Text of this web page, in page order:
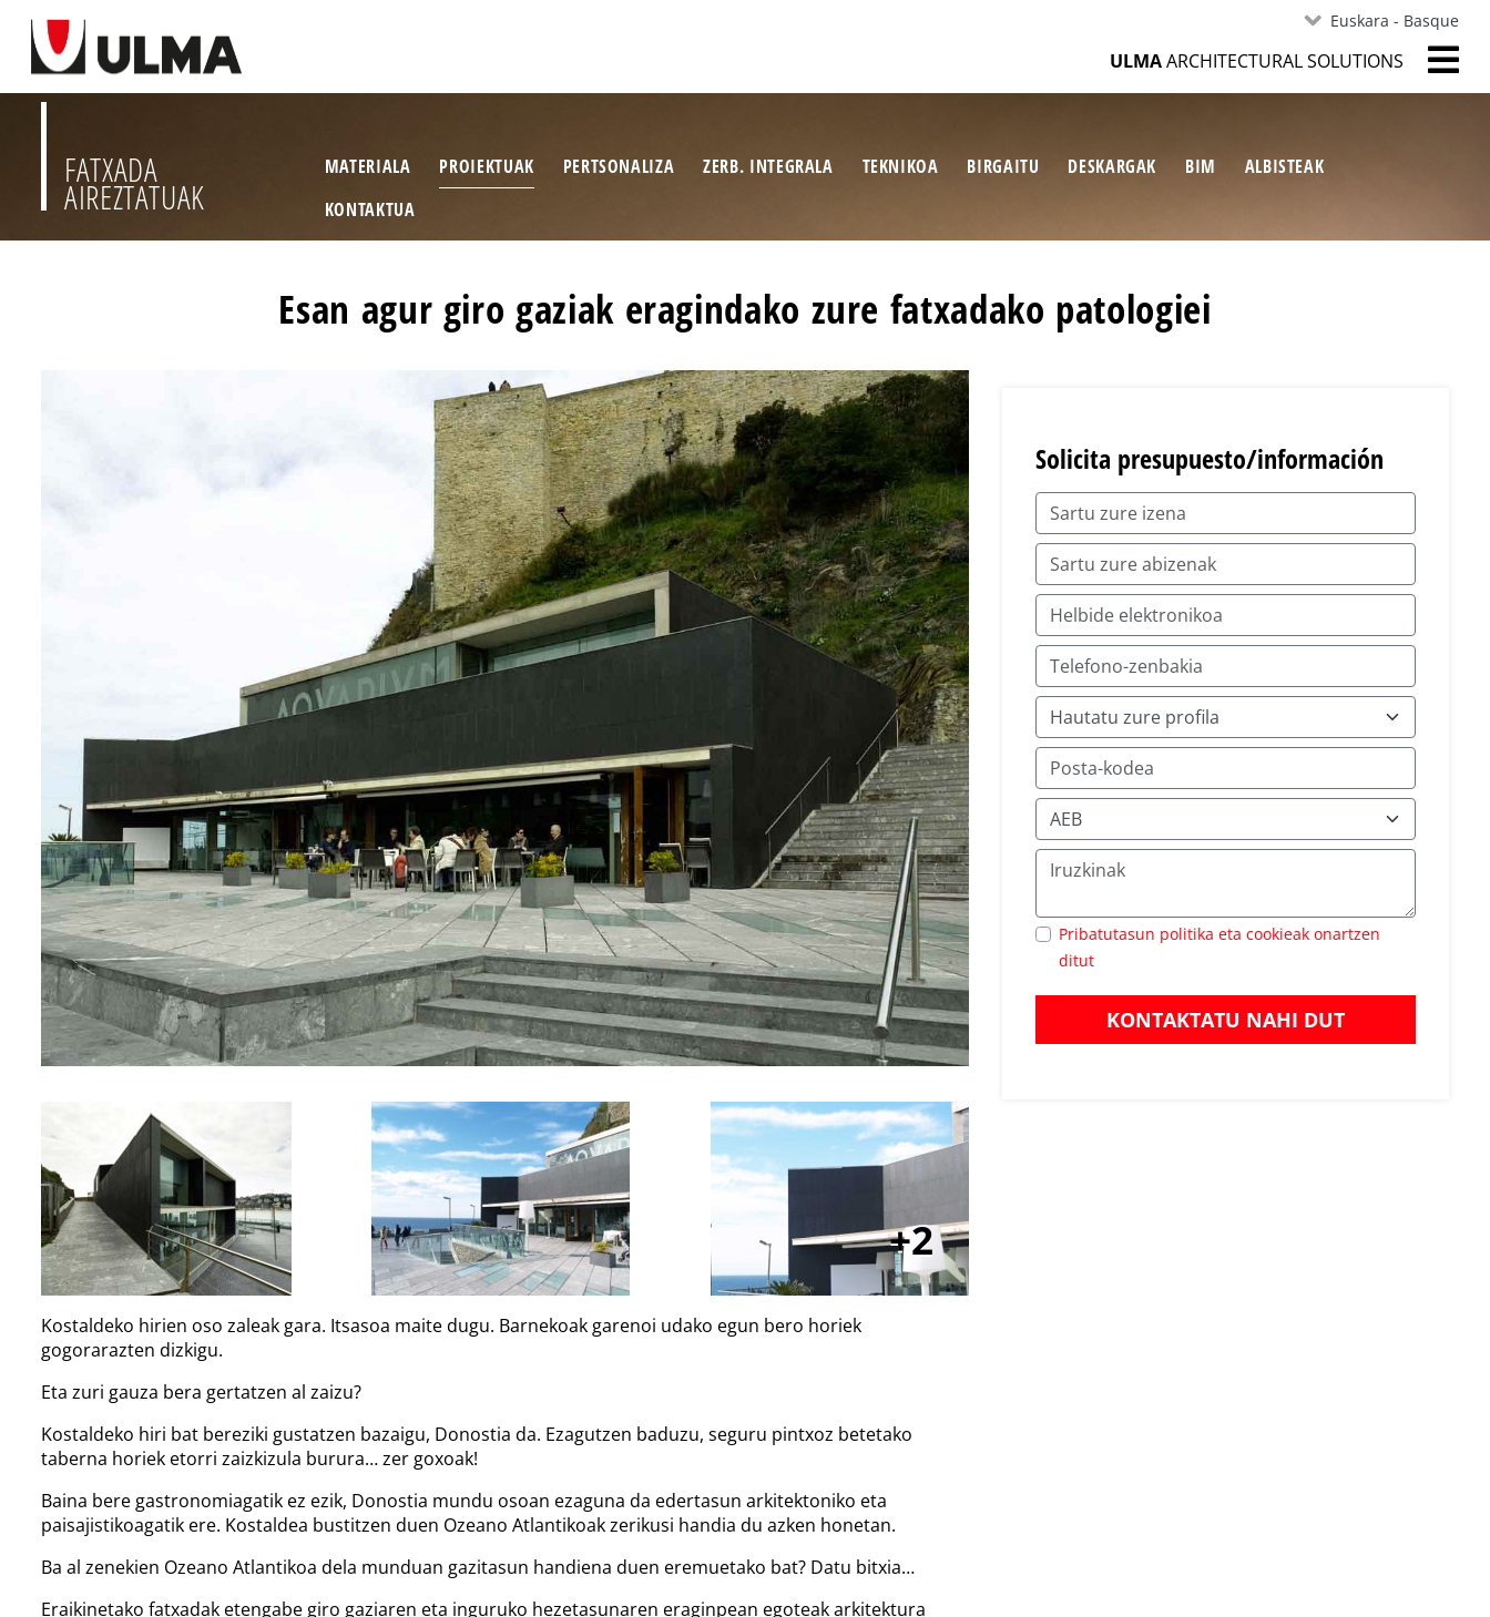
Euskara - Basque
ULMAARCHITECTURAL SOLUTIONS
FATXADA
AIREZTATUAK
MATERIALA PROIEKTUAK PERTSONALIZA ZERB. INTEGRALA TEKNIKOA BIRGAITU DESKARGAK BIM
ALBISTEAK
KONTAKTUA
Esan agur giro gaziak eragindako zure fatxadako patologiei
2
Kostaldeko hirien oso zaleak gara. Itsasoa maite dugu. Barnekoak garenoi udako egun bero horiek
gogorarazten dizkigu.
Eta zuri gauza bera gertatzen al zaizu?
Kostaldeko hiri bat bereziki gustatzen bazaigu, Donostia da. Ezagutzen baduzu, seguru pintxoz betetako
taberna horiek etorri zaizkizula burura… zer goxoak!
Baina bere gastronomiagatik ez ezik, Donostia mundu osoan ezaguna da edertasun arkitektoniko eta
paisajistikoagatik ere. Kostaldea bustitzen duen Ozeano Atlantikoak zerikusi handia du azken honetan.
Ba al zenekien Ozeano Atlantikoa dela munduan gazitasun handiena duen eremuetako bat? Datu bitxia…
Eraikinetako fatxadak etengabe giro gaziaren eta inguruko hezetasunaren eraginpean egoteak arkitektura
Solicita presupuesto/información
Pribatutasun politika eta cookieak onartzen
ditut
KONTAKTATU NAHI DUT